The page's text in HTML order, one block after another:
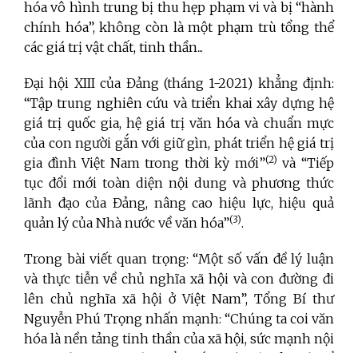
hóa vô hình trung bị thu hẹp phạm vi và bị “hành
chính hóa”, không còn là một phạm trù tổng thể
các giá trị vật chất, tinh thần...
Đại hội XIII của Đảng (tháng 1-2021) khẳng định:
“Tập trung nghiên cứu và triển khai xây dựng hệ
giá trị quốc gia, hệ giá trị văn hóa và chuẩn mực
của con người gắn với giữ gìn, phát triển hệ giá trị
gia đình Việt Nam trong thời kỳ mới”(2) và “Tiếp
tục đổi mới toàn diện nội dung và phương thức
lãnh đạo của Đảng, nâng cao hiệu lực, hiệu quả
quản lý của Nhà nước về văn hóa”(3).
Trong bài viết quan trọng: “Một số vấn đề lý luận
và thực tiễn về chủ nghĩa xã hội và con đường đi
lên chủ nghĩa xã hội ở Việt Nam”, Tổng Bí thư
Nguyễn Phú Trọng nhấn mạnh: “Chúng ta coi văn
hóa là nền tảng tinh thần của xã hội, sức mạnh nội